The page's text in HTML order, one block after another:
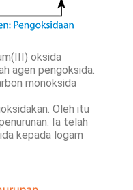
oksida
agen pengoksida.
monoksida
Oleh itu
Ia telah
kepada logam